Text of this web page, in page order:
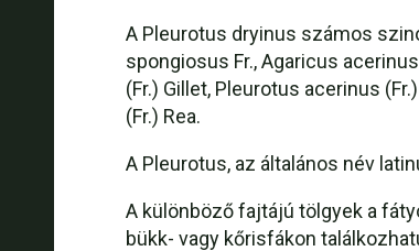
A Pleurotus dryinus számos
spongiosus Fr., Agaricus
(Fr.) Gillet, Pleurotus acerinus
(Fr.) Rea.
A Pleurotus, az általános név
A különböző fajtájú tölgyek a
bükk- vagy kőrisfákon